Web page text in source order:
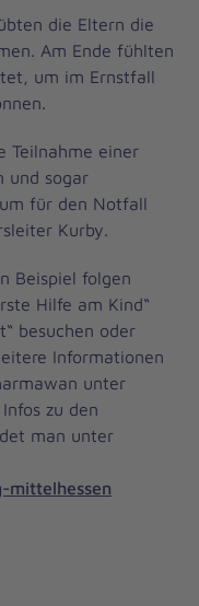
die Eltern die
Am Ende fühlten
um im Ernstfall
Teilnahme einer
und sogar
für den Notfall
Kurby.
Beispiel folgen
Hilfe am Kind“
besuchen oder
Informationen
unter
zu den
man unter
mittelhessen